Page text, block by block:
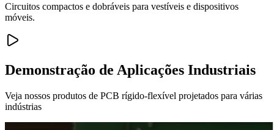
Circuitos compactos e dobráveis para vestíveis e dispositivos
móveis.
Demonstração de Aplicações Industriais
Veja nossos produtos de PCB rígido-flexível projetados para várias
indústrias